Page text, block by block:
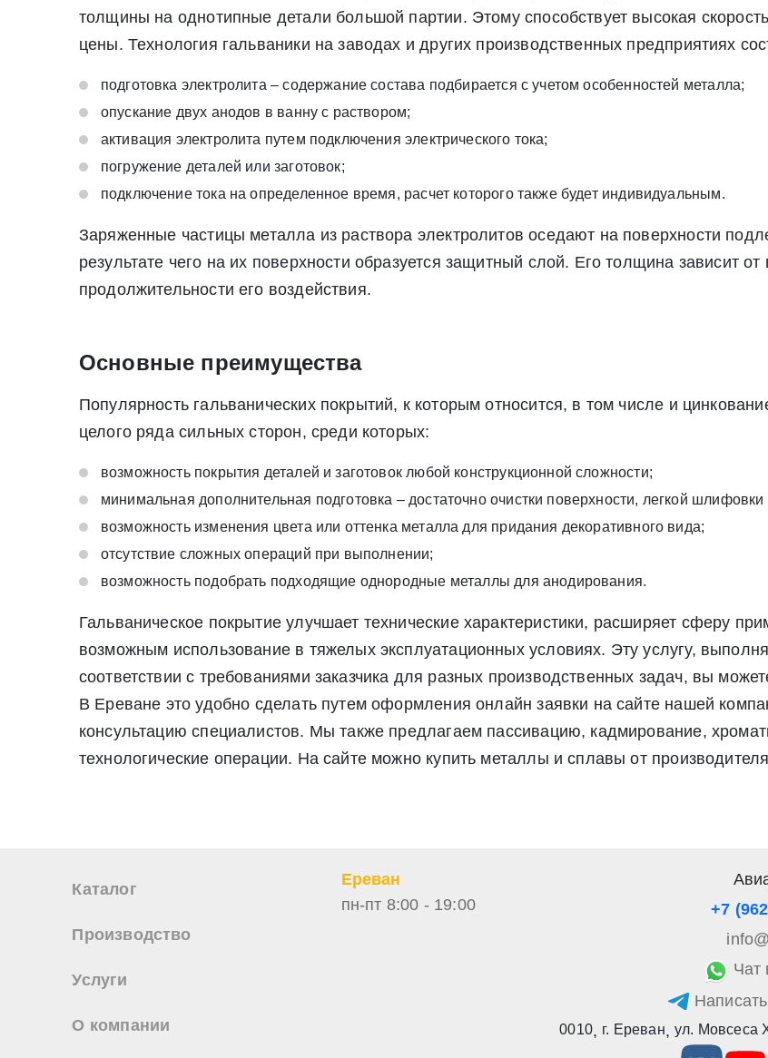
толщины на однотипные детали большой партии. Этому способствует высокая
цены. Технология гальваники на заводах и других производственных предприятиях
подготовка электролита – содержание состава подбирается с учетом особенностей металла;
опускание двух анодов в ванну с раствором;
активация электролита путем подключения электрического тока;
погружение деталей или заготовок;
подключение тока на определенное время, расчет которого также будет индивидуальным.
Заряженные частицы металла из раствора электролитов оседают на поверхности
результате чего на их поверхности образуется защитный слой. Его толщина зависит от
продолжительности его воздействия.
Основные преимущества
Популярность гальванических покрытий, к которым относится, в том числе и
целого ряда сильных сторон, среди которых:
возможность покрытия деталей и заготовок любой конструкционной сложности;
минимальная дополнительная подготовка – достаточно очистки поверхности, легкой
возможность изменения цвета или оттенка металла для придания декоративного вида;
отсутствие сложных операций при выполнении;
возможность подобрать подходящие однородные металлы для анодирования.
Гальваническое покрытие улучшает технические характеристики, расширяет сферу
возможным использование в тяжелых эксплуатационных условиях. Эту услугу,
соответствии с требованиями заказчика для разных производственных задач, вы
В Ереване это удобно сделать путем оформления онлайн заявки на сайте нашей
консультацию специалистов. Мы также предлагаем пассивацию, кадмирование,
технологические операции. На сайте можно купить металлы и сплавы от
Каталог
Производство
Услуги
О компании
Ереван
пн-пт 8:00 - 19:00
+7
Чат
0010, г. Ереван, ул. Мовсеса
* - обязательные поля для заполнения
Отправить заявку
Нажимая на кнопку «Отправить заявку» Вы даете согласие на обработку своих персональных данных в
июля 2006 г. N 152-ФЗ «О персональных данных», а также соглашаетесь на
* - обязательные поля для заполнения
Отправить заявку
Нажимая на кнопку «Отправить заявку» Вы даете согласие на обработку своих персональных данных в